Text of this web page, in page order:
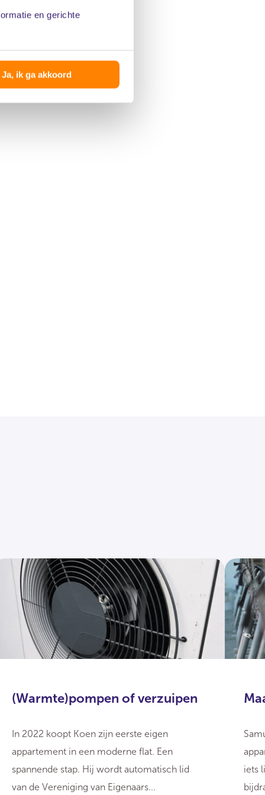
en gerichte
Ja, ik ga akkoord
(Warmte)pompen of verzuipen
In 2022 koopt Koen zijn eerste eigen
appartement in een moderne flat. Een
spannende stap. Hij wordt automatisch lid
van de Vereniging van Eigenaars...
iets